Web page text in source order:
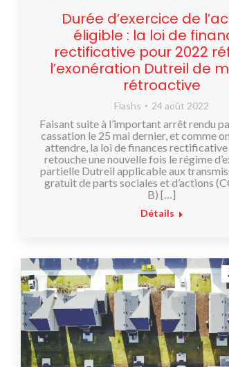
Durée d’exercice de
éligible : la loi de
rectificative pour 2022
l’exonération Dutreil de
rétroactive
Flashs 24 août 2022
Faisant suite à l’important arrêt rendu
cassation le 25 mai dernier, et comme
attendre, la loi de finances
retouche une nouvelle fois le régime
partielle Dutreil applicable aux
gratuit de parts sociales et d’actions
B) […]
Détails